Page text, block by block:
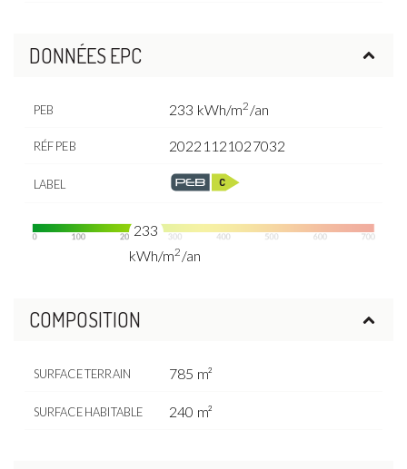
DONNÉES EPC
PEB 233 kWh/m2 /an
RÉF PEB 20221121027032
LABEL
233
kWh/m2 /an
COMPOSITION
SURFACE TERRAIN 785 m²
SURFACE HABITABLE 240 m²